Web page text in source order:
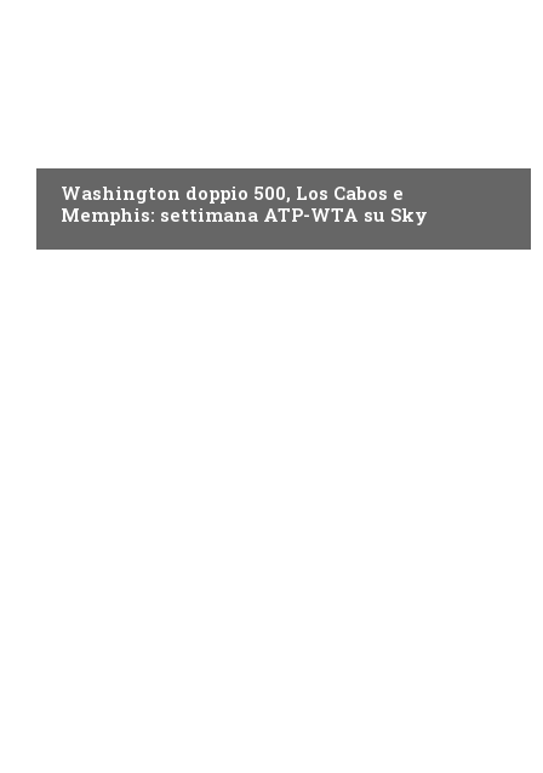
Washington doppio 500, Los Cabos e
Memphis: settimana ATP-WTA su Sky